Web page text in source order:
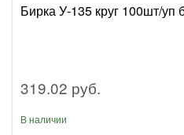
Бирка У-135 круг 100шт/уп
319.02 руб.
В наличии